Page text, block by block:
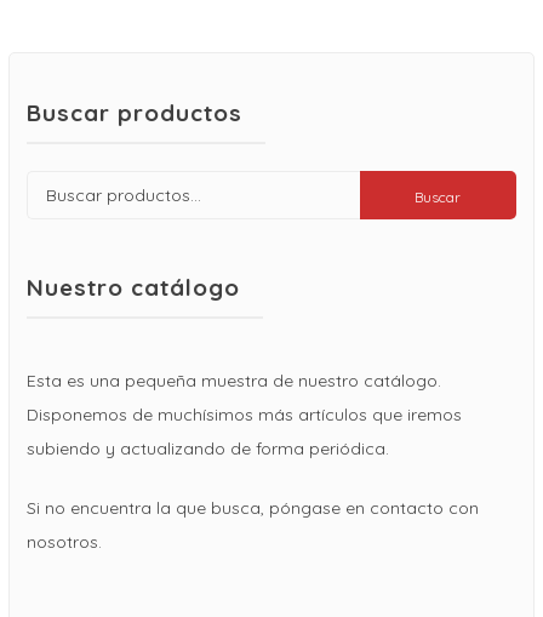
Buscar productos
Buscar
Buscar
Nuestro catálogo
Esta es una pequeña muestra de nuestro catálogo.
Disponemos de muchísimos más artículos que iremos
subiendo y actualizando de forma periódica.
Si no encuentra la que busca, póngase en contacto con
nosotros.